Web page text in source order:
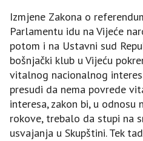
Izmjene Zakona o
Parlamentu idu na Vijeće
potom i na Ustavni sud
bošnjački klub u Vijeću
vitalnog nacionalnog
presudi da nema povrede
interesa, zakon bi, u odnosu
rokove, trebalo da stupi na
usvajanja u Skupštini. Tek